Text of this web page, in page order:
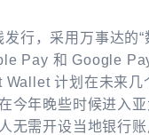
行，采用万事达的
Pay 和 Google
计划在未来
今年晚些时候进入
无需开设当地银行